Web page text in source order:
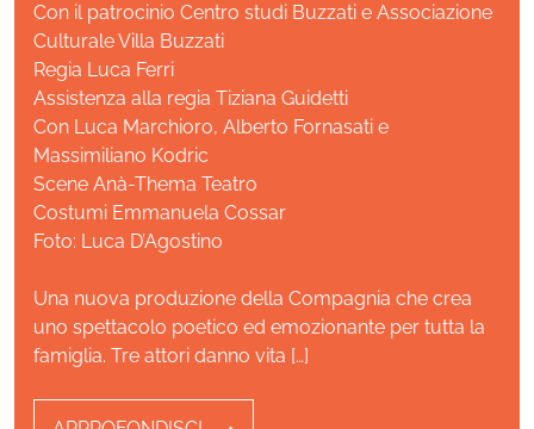
Con il patrocinio Centro studi Buzzati e Associazione
Culturale Villa Buzzati
Regia Luca Ferri
Assistenza alla regia Tiziana Guidetti
Con Luca Marchioro, Alberto Fornasati e
Massimiliano Kodric
Scene Anà-Thema Teatro
Costumi Emmanuela Cossar
Foto: Luca D’Agostino
Una nuova produzione della Compagnia che crea
uno spettacolo poetico ed emozionante per tutta la
famiglia. Tre attori danno vita […]